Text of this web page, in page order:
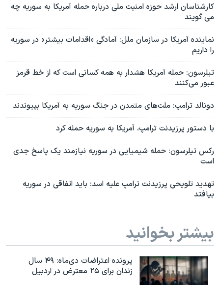
کارشناسان ارشد حوزه امنیت ملی درباره حمله آمریکا به سوریه چه
می گویند
نماینده آمریکا در سازمان ملل: آمادگی «اقدامات بیشتر» در سوریه
را داریم
تیلرسون: حمله آمریکا هشدار به همه کسانی است که از خط قرمز
عبور می‌کنند
دونالد ترامپ: ملت‌های متمدن در جنگ سوریه به آمریکا بپیوندند
با دستور پرزیدنت ترامپ، آمریکا به سوریه حمله کرد
رکس تیلرسون: حمله شیمیایی در سوریه نیازمند یک پاسخ جدی
است
تهدید تلویحی پرزیدنت ترامپ علیه اسد: باید اتفاقی در سوریه
بیافتد
بیشتر بخوانید
پرونده اعتراضات دی‌ماه: ۴۹ سال
زندان برای ۲۵ معترض در اردبیل